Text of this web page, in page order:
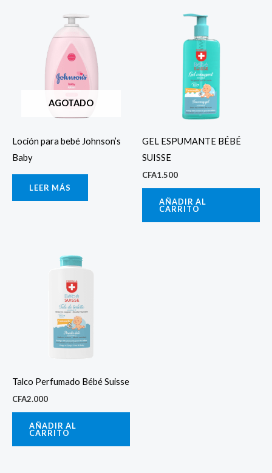
AGOTADO
Loción para bebé Johnson’s
Baby
LEER MÁS
GEL ESPUMANTE BÉBÉ
SUISSE
CFA1.500
AÑADIR AL
CARRITO
Talco Perfumado Bébé Suisse
CFA2.000
AÑADIR AL
CARRITO